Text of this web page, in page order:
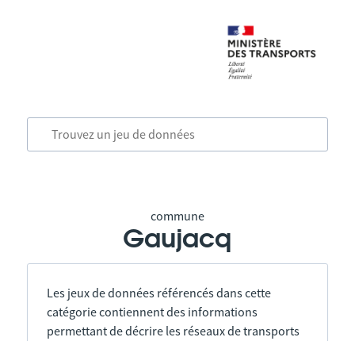
commune
Gaujacq
Les jeux de données référencés dans cette
catégorie contiennent des informations
permettant de décrire les réseaux de transports